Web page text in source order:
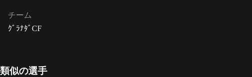
チーム
ｸﾞﾗﾅﾀﾞCF
類似の選手